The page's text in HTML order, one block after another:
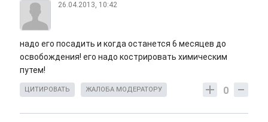
26.04.2013, 10:42
надо его посадить и когда останется 6 месяцев до
освобождения! его надо кострировать химическим
путем!
0
ЦИТИРОВАТЬ ЖАЛОБА МОДЕРАТОРУ